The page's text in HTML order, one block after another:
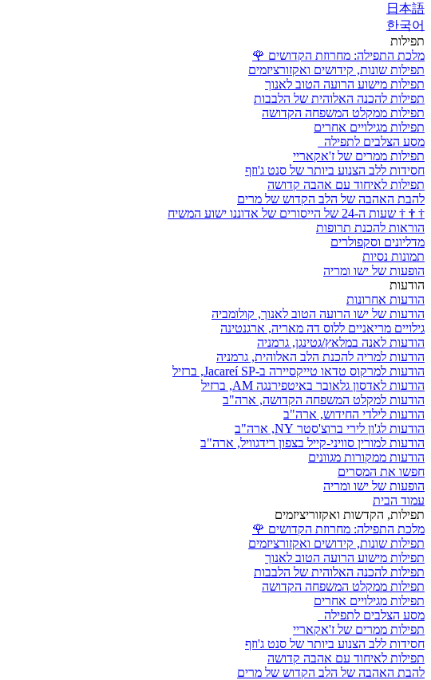
日本語
한국어
תפילות
מלכת התפילה: מחרוזת הקדושים 🌹
תפילות שונות, קידושים ואקזורציזמים
תפילות מישוע הרועה הטוב לאנוך
תפילות להכנה האלוהית של הלבבות
תפילות ממקלט המשפחה הקדושה
תפילות מגילויים אחרים
מסע הצלבים לתפילה
תפילות ממרים של ז'אקאריי
חסידות ללב הצנוע ביותר של סנט ג'וזף
תפילות לאיחוד עם אהבה קדושה
להבת האהבה של הלב הקדוש של מרים
†
†
† שעות ה-24 של הייסורים של אדוננו ישוע המשיח
הוראות להכנת תרופות
מדליונים וסקפולרים
תמונות נסיות
הופעות של ישו ומריה
הודעות
הודעות אחרונות
הודעות של ישו הרועה הטוב לאנוך, קולומביה
גילויים מריאניים ללוס דה מאריה, ארגנטינה
הודעות לאנה במלאץ/גטינגן, גרמניה
הודעות למריה להכנת הלב האלוהית, גרמניה
הודעות למרקוס טדאו טייקסיירה ב-Jacareí SP, ברזיל
הודעות לאדסון גלאובר באיטפירנגה AM, ברזיל
הודעות למקלט המשפחה הקדושה, ארה"ב
הודעות לילדי החידוש, ארה"ב
הודעות לג'ון לירי ברוצ'סטר NY, ארה"ב
הודעות למורין סוויני-קייל בצפון רידגוויל, ארה"ב
הודעות ממקורות מגוונים
חפשו את המסרים
הופעות של ישו ומריה
עמוד הבית
תפילות, הקדשות ואקזוריציזמים
מלכת התפילה: מחרוזת הקדושים 🌹
תפילות שונות, קידושים ואקזורציזמים
תפילות מישוע הרועה הטוב לאנוך
תפילות להכנה האלוהית של הלבבות
תפילות ממקלט המשפחה הקדושה
תפילות מגילויים אחרים
מסע הצלבים לתפילה
תפילות ממרים של ז'אקאריי
חסידות ללב הצנוע ביותר של סנט ג'וזף
תפילות לאיחוד עם אהבה קדושה
להבת האהבה של הלב הקדוש של מרים